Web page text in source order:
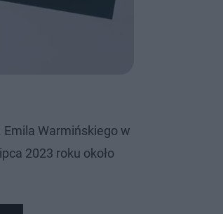
Warmińskiego w
2023 roku około